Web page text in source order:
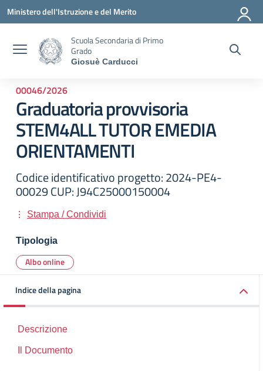
Ministero dell'Istruzione e del Merito
Scuola Secondaria di Primo
Grado
Giosuè Carducci
00046/2026
Graduatoria provvisoria
STEM4ALL TUTOR EMEDIA
ORIENTAMENTI
Codice identificativo progetto: 2024-PE4-
00029 CUP: J94C25000150004
Stampa / Condividi
Tipologia
Albo online
Indice della pagina
Descrizione
Il Documento